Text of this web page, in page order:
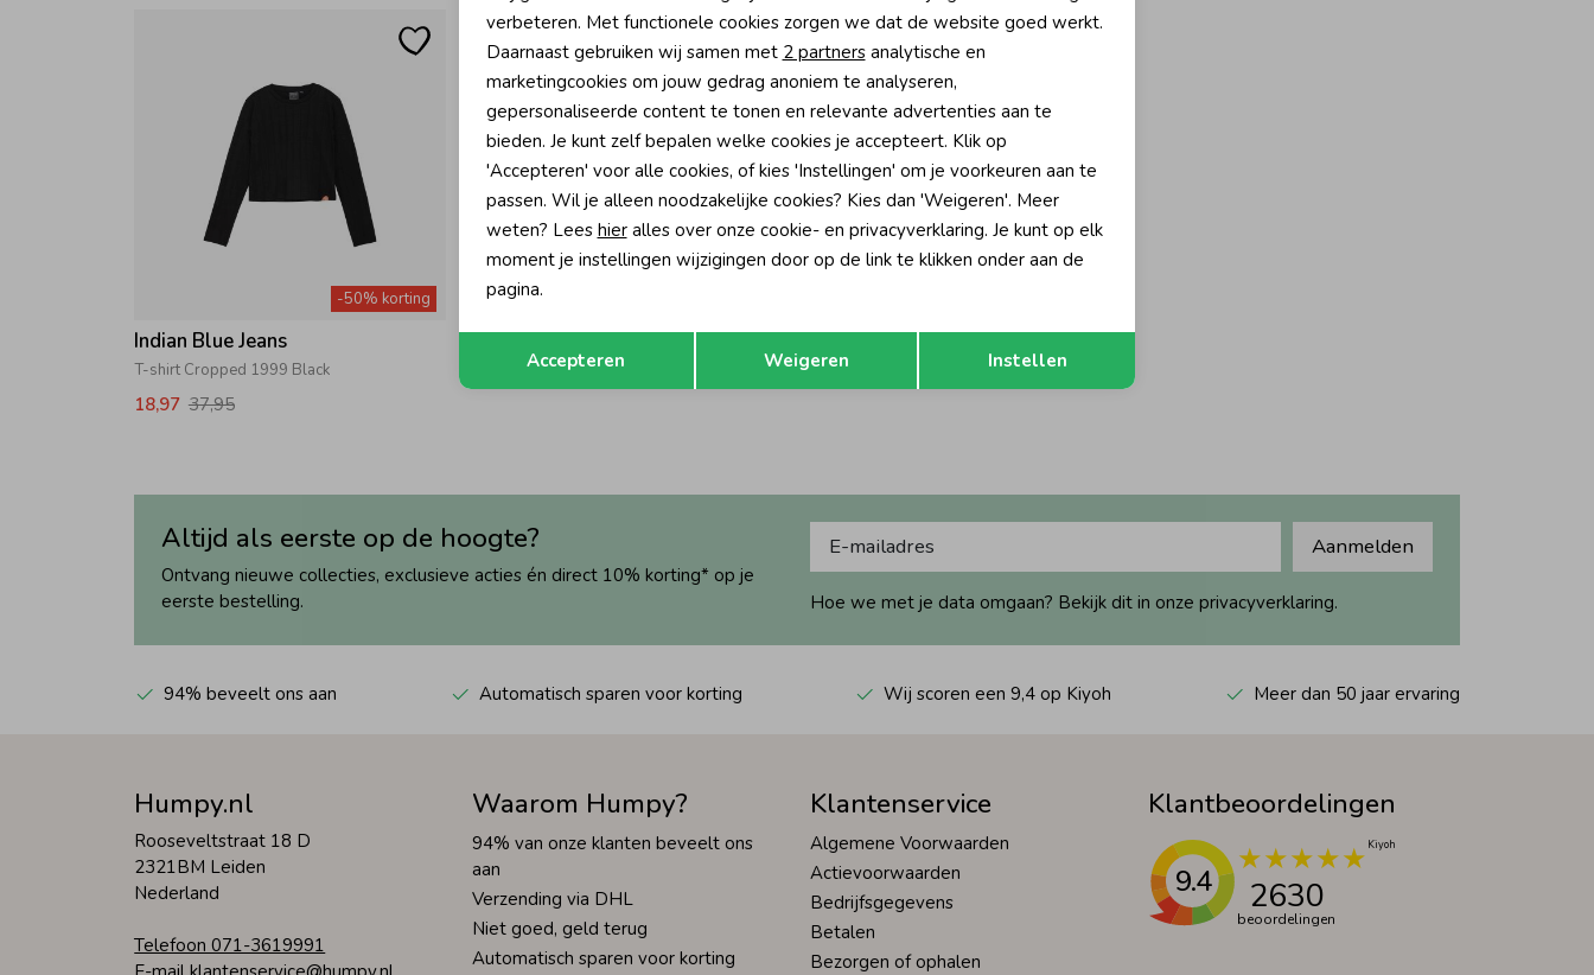
-50% korting
Indian Blue Jeans
T-shirt Cropped 1999 Black
18,97 37,95
Altijd als eerste op de hoogte?
Ontvang nieuwe collecties, exclusieve acties én direct 10% korting* op je
eerste bestelling.
Aanmelden
Hoe we met je data omgaan? Bekijk dit in onze privacyverklaring.
94% beveelt ons aan Automatisch sparen voor korting Wij scoren een 9,4 op Kiyoh Meer dan 50 jaar ervaring
Humpy.nl
Rooseveltstraat 18 D
2321BM Leiden
Nederland
Telefoon 071-3619991
Waarom Humpy?
94% van onze klanten beveelt ons
aan
Verzending via DHL
Niet goed, geld terug
Automatisch sparen voor korting
Klantenservice
Algemene Voorwaarden
Actievoorwaarden
Bedrijfsgegevens
Betalen
Bezorgen of ophalen
Klantbeoordelingen
9.4 2630
beoordelingen
Analytische cookies Marketing cookies
Terug Opslaan
verbeteren. Met functionele cookies zorgen we dat de website goed werkt.
Daarnaast gebruiken wij samen met 2 partnersanalytische en
marketingcookies om jouw gedrag anoniem te analyseren,
gepersonaliseerde content te tonen en relevante advertenties aan te
bieden. Je kunt zelf bepalen welke cookies je accepteert. Klik op
'Accepteren' voor alle cookies, of kies 'Instellingen' om je voorkeuren aan te
passen. Wil je alleen noodzakelijke cookies? Kies dan 'Weigeren'. Meer
weten? Lees hieralles over onze cookie- en privacyverklaring. Je kunt op elk
moment je instellingen wijzigingen door op de link te klikken onder aan de
pagina.
Accepteren Weigeren Instellen